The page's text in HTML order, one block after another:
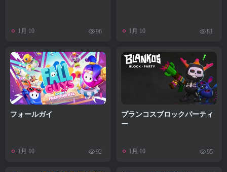
1月 10 96 1月 10 81
フォールガイ
1月 10 92
ブランコスブロックパーティ
ー
1月 10 95